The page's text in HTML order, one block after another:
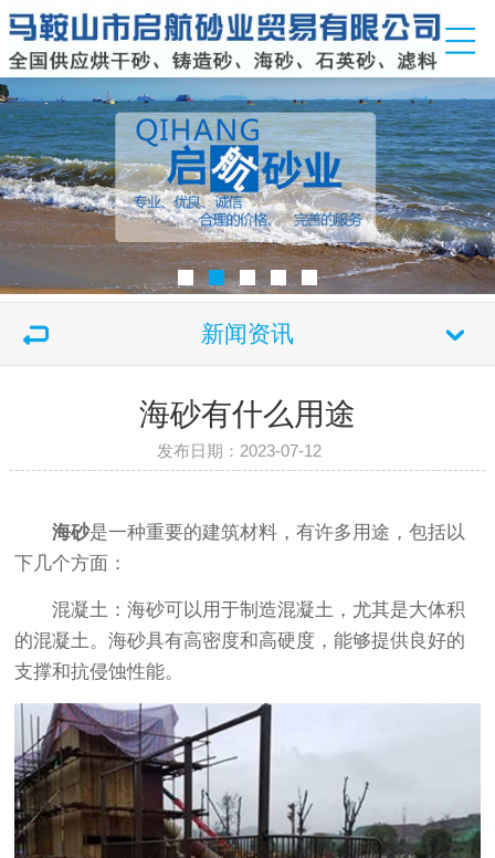
新闻资讯
海砂有什么用途
发布日期：2023-07-12
海砂是一种重要的建筑材料，有许多用途，包括以
下几个方面：
混凝土：海砂可以用于制造混凝土，尤其是大体积
的混凝土。海砂具有高密度和高硬度，能够提供良好的
支撑和抗侵蚀性能。